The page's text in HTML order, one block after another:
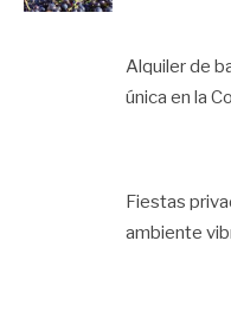
Alquiler de
única en la
Fiestas
ambiente